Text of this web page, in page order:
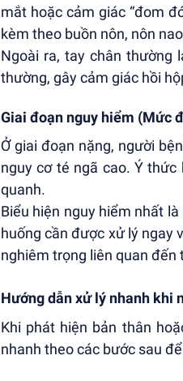
mắt hoặc cảm giác “đom
kèm theo buồn nôn, nôn
Ngoài ra, tay chân thường
thường, gây cảm giác hồi
Giai đoạn nguy hiểm (Mức
Ở giai đoạn nặng, người
nguy cơ té ngã cao. Ý
quanh.
Biểu hiện nguy hiểm nhất
huống cần được xử lý ngay
nghiêm trọng liên quan đến
Hướng dẫn xử lý nhanh khi
Khi phát hiện bản thân
nhanh theo các bước sau